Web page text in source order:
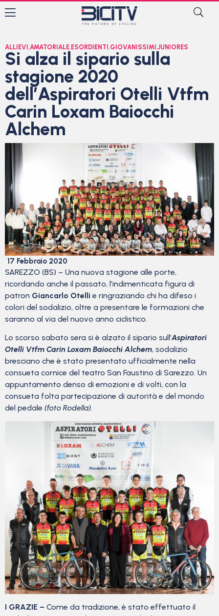
ALLIEVI ,AMATORIALE, ESORDIENTI ,GIOVANISSIMI ,JUNIORES
Si alza il sipario sulla
stagione 2020
dell’Aspiratori Otelli Vtfm
Carin Loxam Baiocchi
Alchem
17 Febbraio 2020
SAREZZO (BS) – Una nuova stagione alle porte,
ricordando anche il passato, l’indimenticata figura di
patron Giancarlo Otelli e ringraziando chi ha difeso i
colori del sodalizio, oltre a presentare le formazioni che
saranno al via del nuovo anno ciclistico.
Lo scorso sabato sera si è alzato il sipario sull’Aspiratori
Otelli Vtfm Carin Loxam Baiocchi Alchem, sodalizio
bresciano che è stato presentato ufficialmente nella
consueta cornice del teatro San Faustino di Sarezzo. Un
appuntamento denso di emozioni e di volti, con la
consueta folta partecipazione di autorità e del mondo
del pedale (foto Rodella).
I GRAZIE – Come da tradizione, è stato effettuato il